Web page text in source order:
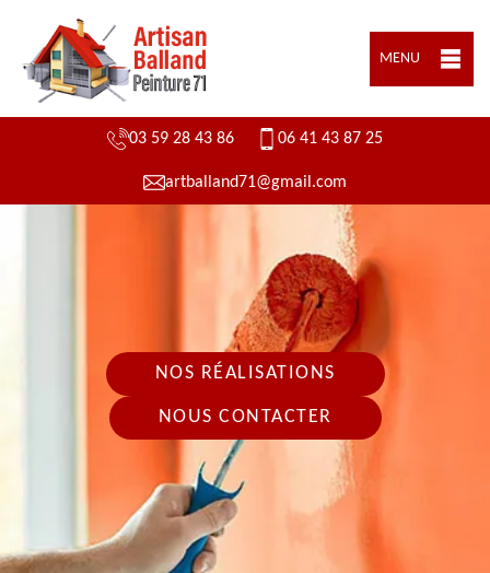
MENU
03 59 28 43 86 06 41 43 87 25
artballand71@gmail.com
NOS RÉALISATIONS
NOUS CONTACTER